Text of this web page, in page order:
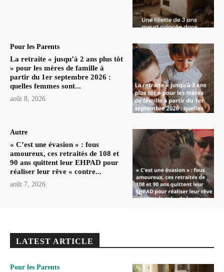
Pour les Parents
La retraite « jusqu’à 2 ans plus tôt
» pour les mères de famille à
partir du 1er septembre 2026 :
quelles femmes sont...
août 8, 2026
Autre
« C’est une évasion » : fous
amoureux, ces retraités de 108 et
90 ans quittent leur EHPAD pour
réaliser leur rêve « contre...
août 7, 2026
LATEST ARTICLE
Pour les Parents